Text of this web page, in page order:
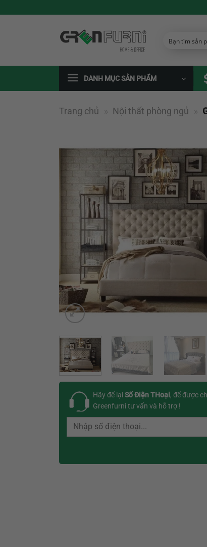
DANH MỤC SẢN PHẨM
Trang chủ » Nội thất phòng ngủ »
Hãy để lạiSố Điện THoại, để được
Greenfurni tư vấn và hỗ trợ !